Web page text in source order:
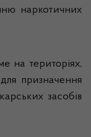
наркотичних
на територіях,
призначення
засобів